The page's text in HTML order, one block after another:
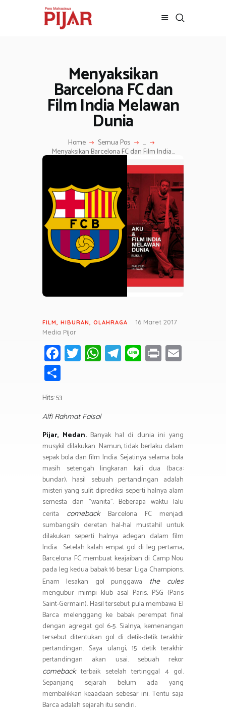
Menyaksikan
Barcelona FC dan
Film India Melawan
Dunia
Home Semua Pos ...
Menyaksikan Barcelona FC dan Film India...
BERITA
ADVERTORIAL
SOSOK
GALERI
JALAN-JALAN
GAYA HIDUP
OPINI
FILM, HIBURAN, OLAHRAGA
16 Maret 2017
Media Pijar
Fa
ce
o
ok
T
wi
W
h
A
p
p
T
el
m
Li
n
Pr
in
h
ar
e
Hits: 53
Alfi Rahmat Faisal
Pijar, Medan.Banyak hal di dunia ini yang
musykil dilakukan. Namun, tidak berlaku dalam
sepak bola dan film India. Sejatinya selama bola
masih setengah lingkaran kali dua (baca:
bundar), hasil sebuah pertandingan adalah
misteri yang sulit diprediksi seperti halnya alam
semesta dan “wanita”. Beberapa waktu lalu
cerita
comeback Barcelona FC menjadi
sumbangsih deretan hal-hal mustahil untuk
dilakukan seperti halnya adegan dalam film
India. Setelah kalah empat gol di leg pertama,
Barcelona FC membuat keajaiban di Camp Nou
pada leg kedua babak 16 besar Liga Champions.
Enam lesakan gol punggawa
the cules
mengubur mimpi klub asal Paris, PSG (Paris
Saint-Germain). Hasil tersebut pula membawa El
Barca melenggang ke babak perempat final
dengan agregat gol 6-5. Sialnya, kemenangan
tersebut ditentukan gol di detik-detik terakhir
pertandingan. Saya ulangi, 15 detik terakhir
pertandingan akan usai. sebuah rekor
comebackterbaik setelah tertinggal 4 gol.
Sepanjang sejarah belum ada yang
membalikkan keaadaan sebesar ini. Tentu saja
Barca adalah sejarah itu sendiri.